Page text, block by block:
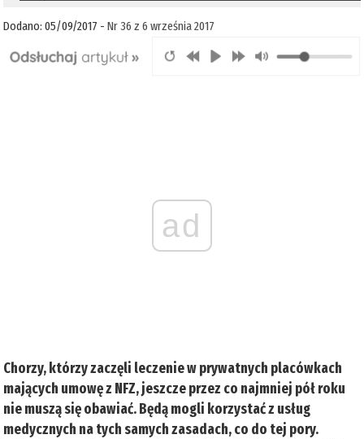
Dodano: 05/09/2017 -Nr 36 z 6 września 2017
ad
Chorzy, którzy zaczęli leczenie w prywatnych placówkach
mających umowę z NFZ, jeszcze przez co najmniej pół roku
nie muszą się obawiać. Będą mogli korzystać z usług
medycznych na tych samych zasadach, co do tej pory.